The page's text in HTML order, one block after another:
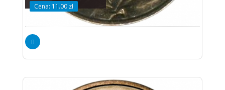
Cena: 11.00 zł